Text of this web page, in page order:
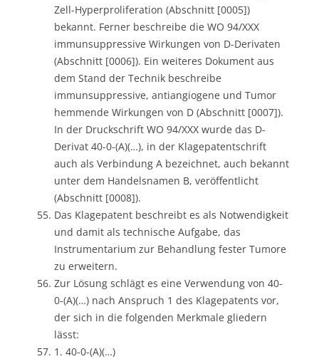
Zell-Hyperproliferation (Abschnitt [0005])
bekannt. Ferner beschreibe die WO 94/XXX
immunsuppressive Wirkungen von D-Derivaten
(Abschnitt [0006]). Ein weiteres Dokument aus
dem Stand der Technik beschreibe
immunsuppressive, antiangiogene und Tumor
hemmende Wirkungen von D (Abschnitt [0007]).
In der Druckschrift WO 94/XXX wurde das D-
Derivat 40-0-(A)(…), in der Klagepatentschrift
auch als Verbindung A bezeichnet, auch bekannt
unter dem Handelsnamen B, veröffentlicht
(Abschnitt [0008]).
Das Klagepatent beschreibt es als Notwendigkeit
und damit als technische Aufgabe, das
Instrumentarium zur Behandlung fester Tumore
zu erweitern.
Zur Lösung schlägt es eine Verwendung von 40-
0-(A)(…) nach Anspruch 1 des Klagepatents vor,
der sich in die folgenden Merkmale gliedern
lässt:
1. 40-0-(A)(…)